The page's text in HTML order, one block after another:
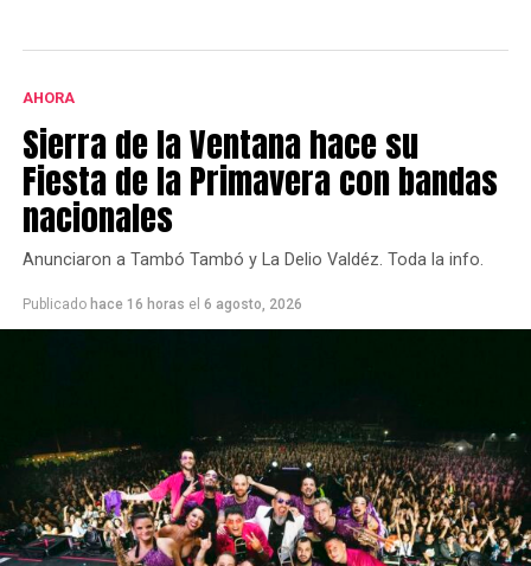
AHORA
Sierra de la Ventana hace su
Fiesta de la Primavera con bandas
nacionales
Anunciaron a Tambó Tambó y La Delio Valdéz. Toda la info.
Publicado hace 16 horas el 6 agosto, 2026